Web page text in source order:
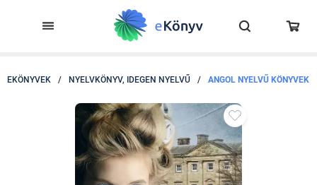
EKÖNYVEK / NYELVKÖNYV, IDEGEN NYELVŰ / ANGOL NYELVŰ KÖNYVEK